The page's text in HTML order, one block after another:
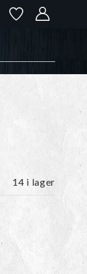
14 i lager